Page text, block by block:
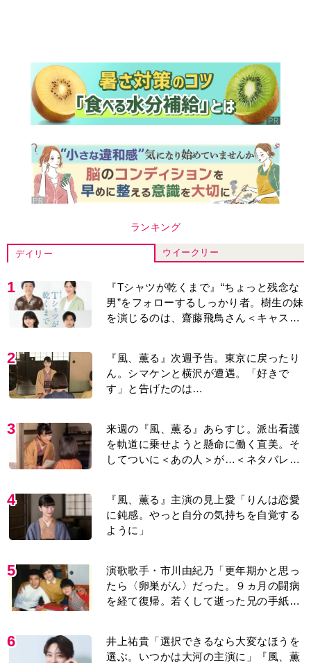
ランキング
デイリー ウイークリー
1
『Tシャツが乾くまで』“ちょっと残念な
男”をフォローするしっかり者。樹生の妹
を演じるのは、齋藤飛鳥さん＜キャスト
2
『風、薫る』次週予告。東京に戻ったり
ん。シマケンと横沢が遭遇。「好きで
す」と告げたのは…
3
来週の『風、薫る』あらすじ。派出看護
を軌道に乗せようと懸命に働く直美。そ
してついに＜あの人＞が…＜ネタバレあ
4
『風、薫る』主演の見上愛「りんは恋愛
に鈍感。やっと自分の気持ちを自覚する
ように」
5
演歌歌手・市川由紀乃「更年期かと思っ
たら〈卵巣がん〉だった。９ヵ月の闘病
を経て復帰。若くして逝った兄の手紙を
6
井上祐貴「選択できるなら大変なほうを
選ぶ。いつかは大河の主演に」『風、薫